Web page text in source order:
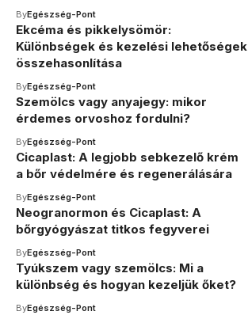
ByEgészség-Pont
Ekcéma és pikkelysömör:
Különbségek és kezelési lehetőségek
összehasonlítása
ByEgészség-Pont
Szemölcs vagy anyajegy: mikor
érdemes orvoshoz fordulni?
ByEgészség-Pont
Cicaplast: A legjobb sebkezelő krém
a bőr védelmére és regenerálására
ByEgészség-Pont
Neogranormon és Cicaplast: A
bőrgyógyászat titkos fegyverei
ByEgészség-Pont
Tyúkszem vagy szemölcs: Mi a
különbség és hogyan kezeljük őket?
ByEgészség-Pont